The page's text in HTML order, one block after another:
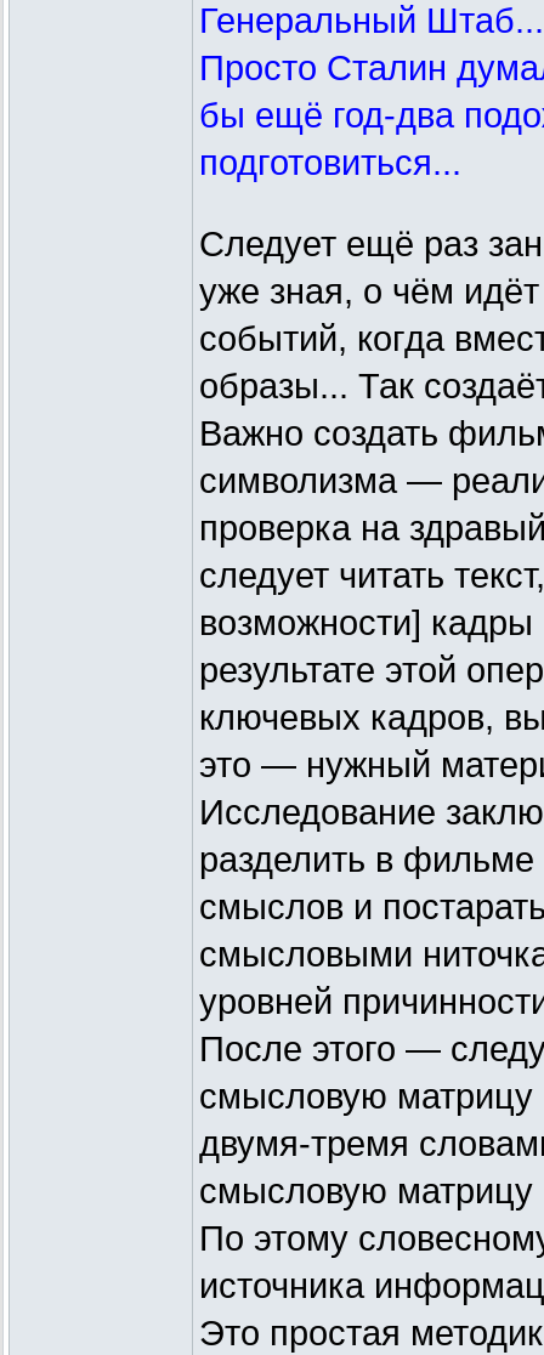
Генеральный Штаб...
Просто Сталин
бы ещё год-два
подготовиться...
Следует ещё раз
уже зная, о чём
событий, когда
образы... Так
Важно создать
символизма —
проверка на
следует читать
возможности]
результате этой
ключевых кадров,
это — нужный
Исследование
разделить в
смыслов и
смысловыми
уровней
После этого —
смысловую матрицу
двумя-тремя
смысловую
По этому
источника
Это простая